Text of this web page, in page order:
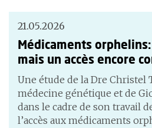
21.05.2026
Médicaments
mais un accès encore
Une étude de la Dre Christel
médecine génétique et de
dans le cadre de son travail
l’accès aux médicaments